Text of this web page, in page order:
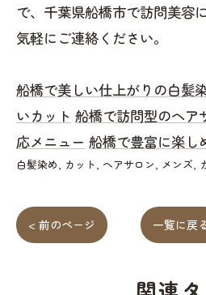
で、千葉県船橋市で訪問美容
気軽にご連絡ください。
船橋で美しい仕上がりの白髪
いカット 船橋で訪問型のヘア
応メニュー 船橋で豊富に楽し
白髪染め カット ヘアサロン メンズ
< 前のページ 一覧に戻る